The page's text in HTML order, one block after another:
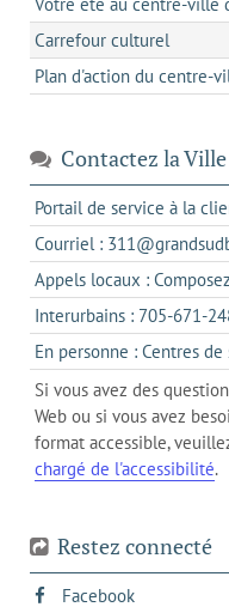
Carrefour culturel
Plan d'action du centre-
Contactez la Ville
Portail de service à la
Courriel :
Appels locaux :
Interurbains : 705-671-
En personne : Centres
Si vous avez des
Web ou si vous avez
format accessible,
chargé de l'accessibilité.
Restez connecté
Facebooks'ouvre